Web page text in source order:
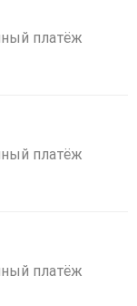
платёж
платёж
платёж